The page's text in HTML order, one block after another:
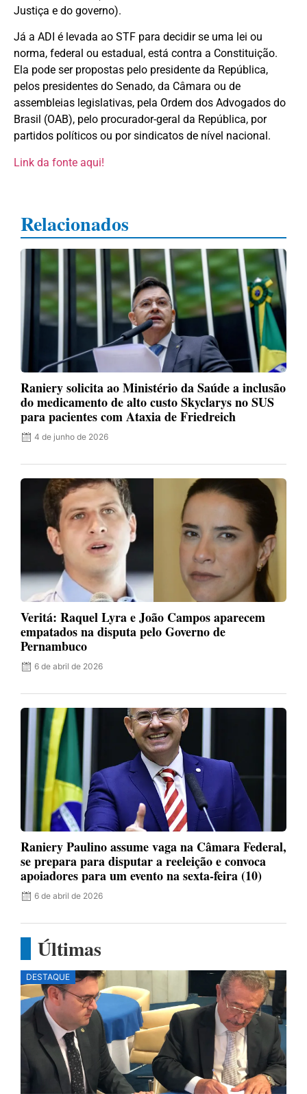
Justiça e do governo).
Já a ADI é levada ao STF para decidir se uma lei ou
norma, federal ou estadual, está contra a Constituição.
Ela pode ser propostas pelo presidente da República,
pelos presidentes do Senado, da Câmara ou de
assembleias legislativas, pela Ordem dos Advogados do
Brasil (OAB), pelo procurador-geral da República, por
partidos políticos ou por sindicatos de nível nacional.
Link da fonte aqui!
Relacionados
Raniery solicita ao Ministério da Saúde a inclusão
do medicamento de alto custo Skyclarys no SUS
para pacientes com Ataxia de Friedreich
4 de junho de 2026
Veritá: Raquel Lyra e João Campos aparecem
empatados na disputa pelo Governo de
Pernambuco
6 de abril de 2026
Raniery Paulino assume vaga na Câmara Federal,
se prepara para disputar a reeleição e convoca
apoiadores para um evento na sexta-feira (10)
6 de abril de 2026
Últimas
DESTAQUE